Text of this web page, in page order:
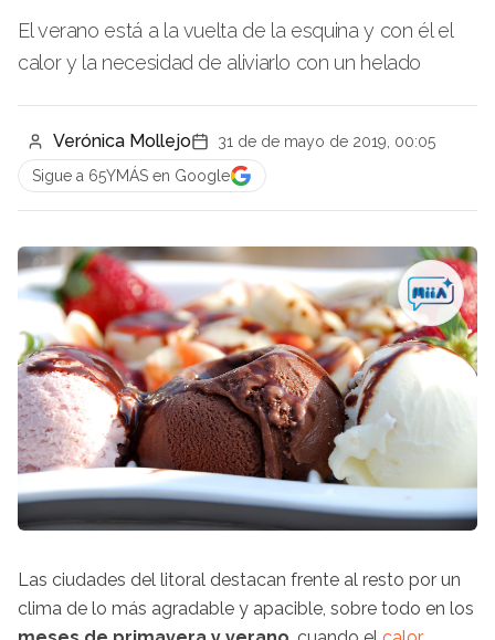
El verano está a la vuelta de la esquina y con él el
calor y la necesidad de aliviarlo con un helado
Verónica Mollejo
31 de de mayo de 2019, 00:05
Sigue a 65YMÁS en Google
Las ciudades del litoral destacan frente al resto por un
clima de lo más agradable y apacible, sobre todo en los